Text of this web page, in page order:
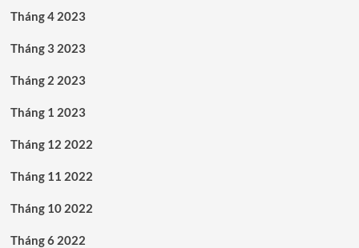
Tháng 4 2023
Tháng 3 2023
Tháng 2 2023
Tháng 1 2023
Tháng 12 2022
Tháng 11 2022
Tháng 10 2022
Tháng 6 2022